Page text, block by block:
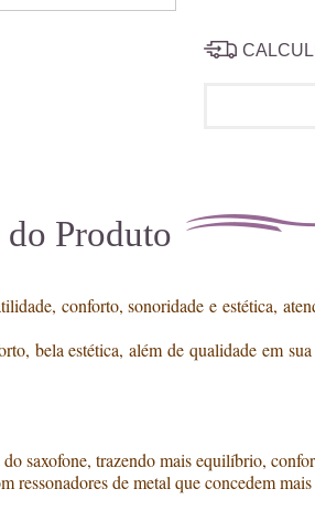
Produto
conforto, sonoridade e estética,
bela estética, além de qualidade em
saxofone, trazendo mais equilíbrio,
de metal que concedem